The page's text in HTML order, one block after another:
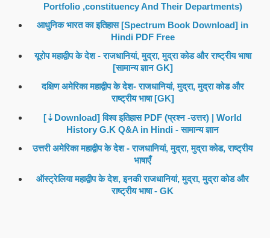
Portfolio ,constituency And Their Departments)
आधुनिक भारत का इतिहास [Spectrum Book Download] in
Hindi PDF Free
यूरोप महाद्वीप के देश - राजधानियां, मुद्रा, मुद्रा कोड और राष्ट्रीय भाषा
[सामान्य ज्ञान GK]
दक्षिण अमेरिका महाद्वीप के देश- राजधानियां, मुद्रा, मुद्रा कोड और
राष्ट्रीय भाषा [GK]
[⇣Download] विश्व इतिहास PDF (प्रश्न -उत्तर) | World
History G.K Q&A in Hindi - सामान्य ज्ञान
उत्तरी अमेरिका महाद्वीप के देश - राजधानियां, मुद्रा, मुद्रा कोड, राष्ट्रीय
भाषाएँ
ऑस्ट्रेलिया महाद्वीप के देश, इनकी राजधानियां, मुद्रा, मुद्रा कोड और
राष्ट्रीय भाषा - GK